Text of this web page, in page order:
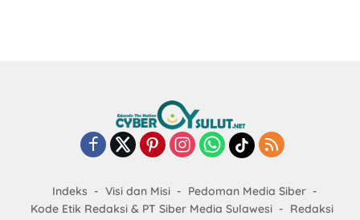
Indeks Visi dan Misi
Pedoman Media Siber
Kode Etik Redaksi & PT Siber Media Sulawesi
Redaksi